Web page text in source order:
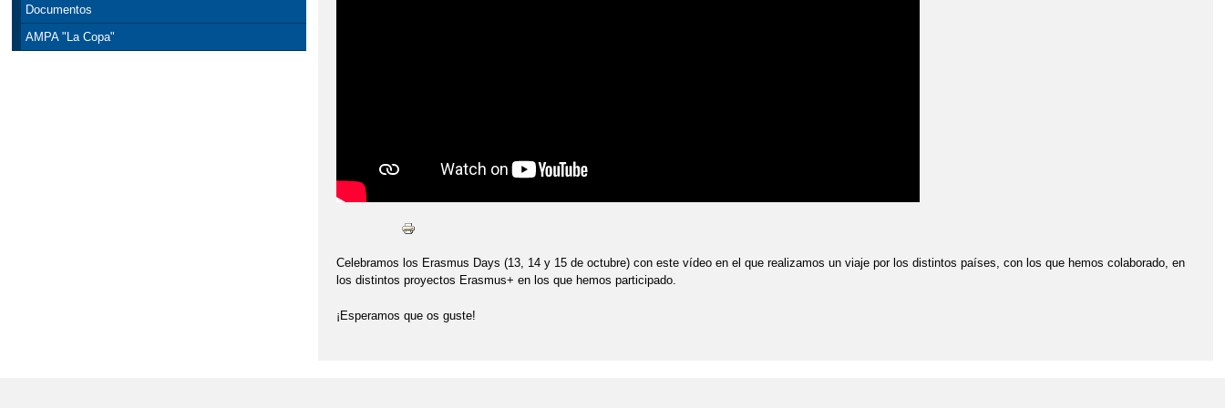
Documentos
AMPA "La Copa"
Celebramos los Erasmus Days (13, 14 y 15 de octubre) con este vídeo en el que realizamos un viaje por los distintos países, con los que hemos colaborado, en
los distintos proyectos Erasmus+ en los que hemos participado.
¡Esperamos que os guste!